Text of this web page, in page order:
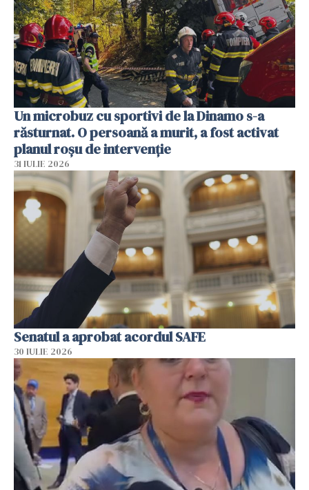
Un microbuz cu sportivi de la Dinamo s-a
răsturnat. O persoană a murit, a fost activat
planul roșu de intervenție
31 IULIE 2026
Senatul a aprobat acordul SAFE
30 IULIE 2026